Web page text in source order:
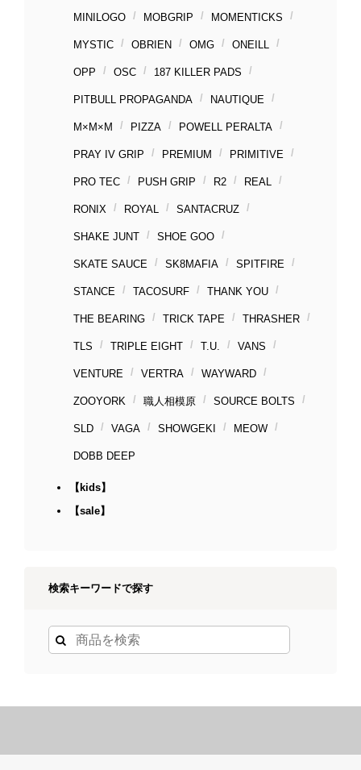
MINILOGO MOBGRIP MOMENTICKS
MYSTIC OBRIEN OMG ONEILL
OPP OSC 187 KILLER PADS
PITBULL PROPAGANDA NAUTIQUE
M×M×M PIZZA POWELL PERALTA
PRAY IV GRIP PREMIUM PRIMITIVE
PRO TEC PUSH GRIP R2 REAL
RONIX ROYAL SANTACRUZ
SHAKE JUNT SHOE GOO
SKATE SAUCE SK8MAFIA SPITFIRE
STANCE TACOSURF THANK YOU
THE BEARING TRICK TAPE THRASHER
TLS TRIPLE EIGHT T.U. VANS
VENTURE VERTRA WAYWARD
ZOOYORK 職人相模原 SOURCE BOLTS
SLD VAGA SHOWGEKI MEOW
DOBB DEEP
【kids】
【sale】
検索キーワードで探す